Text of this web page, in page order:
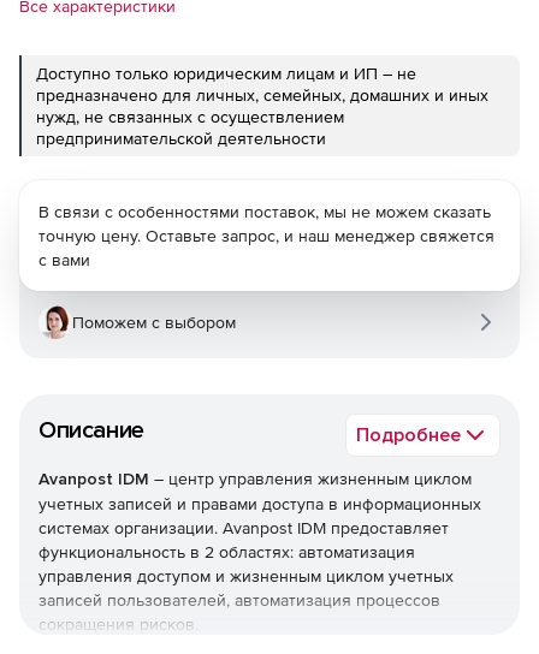
Все характеристики
Доступно только юридическим лицам и ИП – не
предназначено для личных, семейных, домашних и иных
нужд, не связанных с осуществлением
предпринимательской деятельности
Описание Подробнее
Avanpost IDM – центр управления жизненным циклом
учетных записей и правами доступа в информационных
системах организации. Avanpost IDM предоставляет
функциональность в 2 областях: автоматизация
управления доступом и жизненным циклом учетных
записей пользователей, автоматизация процессов
сокращения рисков.
В связи с особенностями поставок, мы не можем сказать
точную цену. Оставьте запрос, и наш менеджер свяжется
с вами
Поможем с выбором